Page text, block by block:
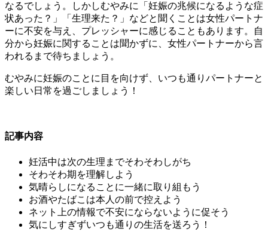
なるでしょう。しかしむやみに「妊娠の兆候になるような症
状あった？」「生理来た？」などと聞くことは女性パートナ
ーに不安を与え、プレッシャーに感じることもあります。自
分から妊娠に関することは聞かずに、女性パートナーから言
われるまで待ちましょう。
むやみに妊娠のことに目を向けず、いつも通りパートナーと
楽しい日常を過ごしましょう！
記事内容
妊活中は次の生理までそわそわしがち
そわそわ期を理解しよう
気晴らしになることに一緒に取り組もう
お酒やたばこは本人の前で控えよう
ネット上の情報で不安にならないように促そう
気にしすぎずいつも通りの生活を送ろう！